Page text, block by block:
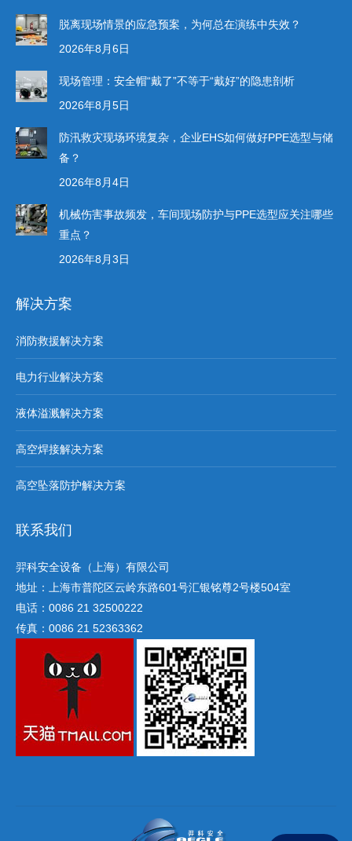
脱离现场情景的应急预案，为何总在演练中失效？
2026年8月6日
现场管理：安全帽“戴了”不等于“戴好”的隐患剖析
2026年8月5日
防汛救灾现场环境复杂，企业EHS如何做好PPE选型与储
备？
2026年8月4日
机械伤害事故频发，车间现场防护与PPE选型应关注哪些
重点？
2026年8月3日
解决方案
消防救援解决方案
电力行业解决方案
液体溢溅解决方案
高空焊接解决方案
高空坠落防护解决方案
联系我们
羿科安全设备（上海）有限公司
地址：上海市普陀区云岭东路601号汇银铭尊2号楼504室
电话：0086 21 32500222
传真：0086 21 52363362